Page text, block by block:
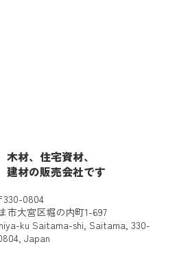
木材、住宅資材、
建材の販売会社です
330-0804
市大宮区堀の内町1-697
ku Saitama-shi, Saitama, 330-
Japan